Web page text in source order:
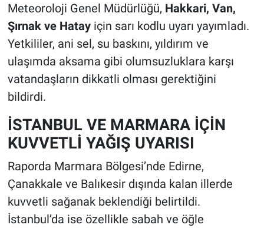
Meteoroloji Genel Müdürlüğü, Hakkari, Van,
Şırnak ve Hatayiçin sarı kodlu uyarı yayımladı.
Yetkililer, ani sel, su baskını, yıldırım ve
ulaşımda aksama gibi olumsuzluklara karşı
vatandaşların dikkatli olması gerektiğini
bildirdi.
İSTANBUL VE MARMARA İÇİN
KUVVETLİ YAĞIŞ UYARISI
Raporda Marmara Bölgesi’nde Edirne,
Çanakkale ve Balıkesir dışında kalan illerde
kuvvetli sağanak beklendiği belirtildi.
İstanbul’da ise özellikle sabah ve öğle